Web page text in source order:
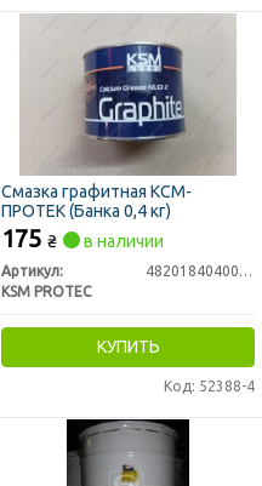
Смазка графитная КСМ-
ПРОТЕК (Банка 0,4 кг)
175 ₴ в наличии
Артикул:
4820184040076
KSM PROTEC
КУПИТЬ
Код: 52388-4